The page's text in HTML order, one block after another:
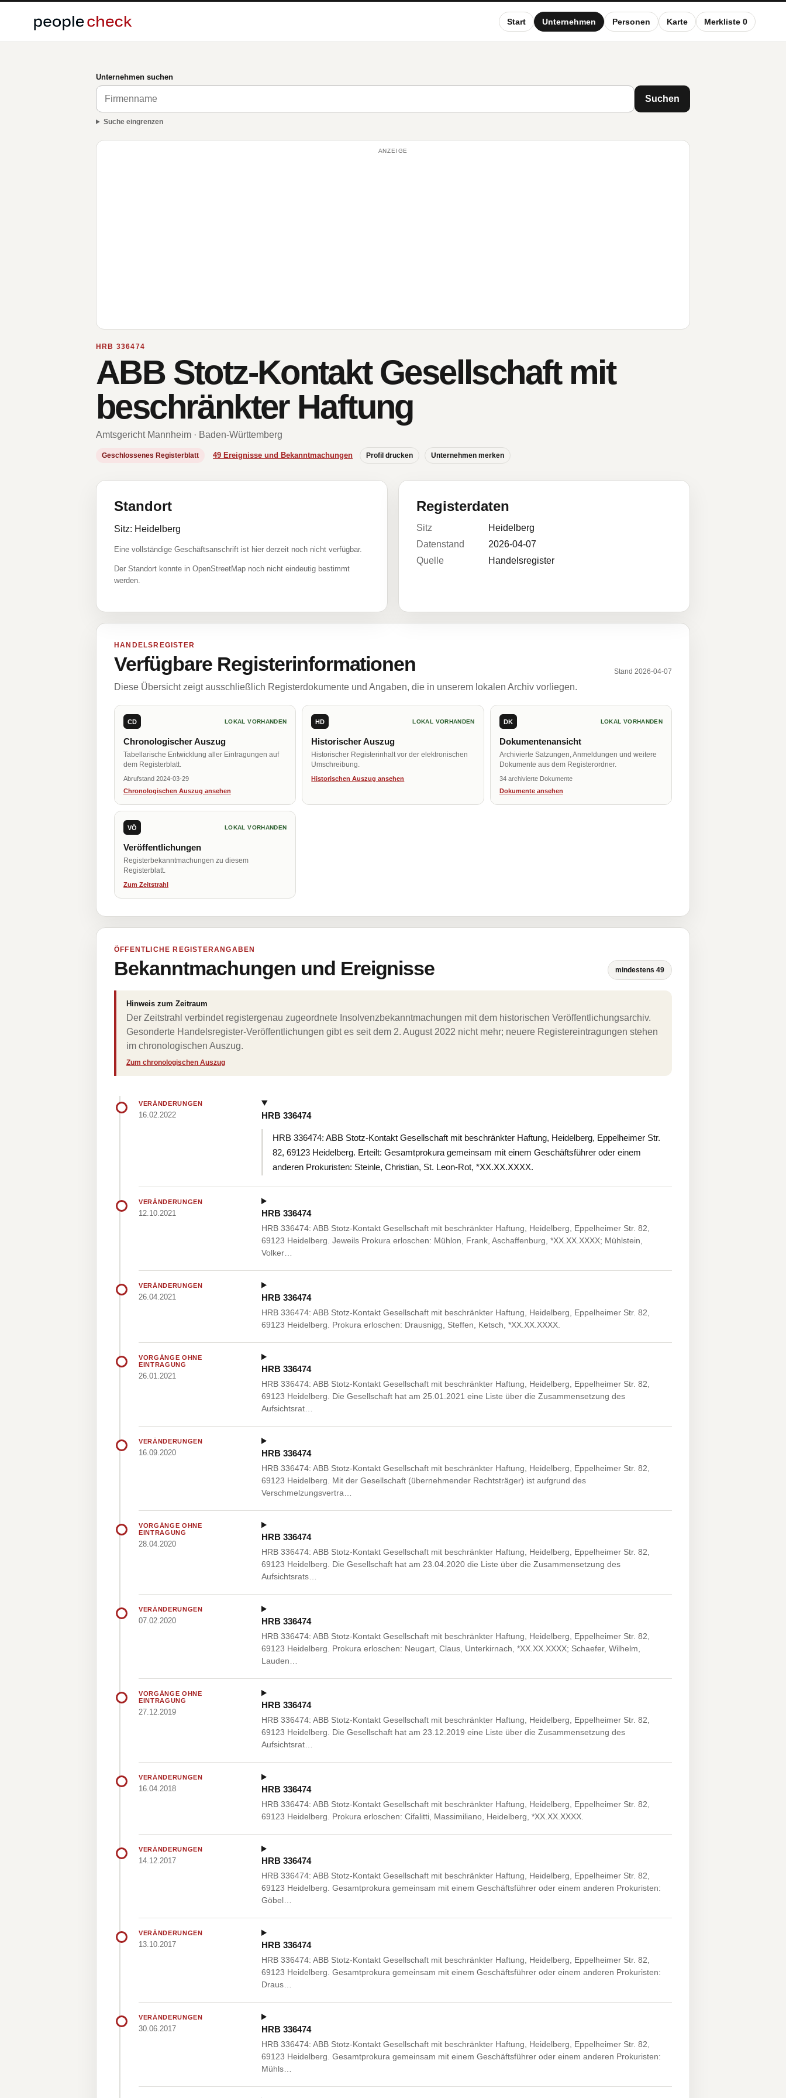
Start Unternehmen Personen Karte Merkliste 0
Unternehmen suchen
Suchen
Suche eingrenzen
ANZEIGE
HRB 336474
ABB Stotz-Kontakt Gesellschaft mit
beschränkter Haftung
Amtsgericht Mannheim · Baden-Württemberg
Geschlossenes Registerblatt 49 Ereignisse und Bekanntmachungen Profil drucken Unternehmen merken
Standort
Sitz: Heidelberg
Eine vollständige Geschäftsanschrift ist hier derzeit noch nicht verfügbar.
Der Standort konnte in OpenStreetMap noch nicht eindeutig bestimmt
werden.
Registerdaten
Sitz
Heidelberg
Datenstand
2026-04-07
Quelle
Handelsregister
HANDELSREGISTER
Verfügbare Registerinformationen Stand 2026-04-07
Diese Übersicht zeigt ausschließlich Registerdokumente und Angaben, die in unserem lokalen Archiv vorliegen.
CD LOKAL VORHANDEN
Chronologischer Auszug
Tabellarische Entwicklung aller Eintragungen auf
dem Registerblatt.
Abrufstand 2024-03-29
Chronologischen Auszug ansehen
HD LOKAL VORHANDEN
Historischer Auszug
Historischer Registerinhalt vor der elektronischen
Umschreibung.
Historischen Auszug ansehen
DK LOKAL VORHANDEN
Dokumentenansicht
Archivierte Satzungen, Anmeldungen und weitere
Dokumente aus dem Registerordner.
34 archivierte Dokumente
Dokumente ansehen
VÖ LOKAL VORHANDEN
Veröffentlichungen
Registerbekanntmachungen zu diesem
Registerblatt.
Zum Zeitstrahl
ÖFFENTLICHE REGISTERANGABEN
Bekanntmachungen und Ereignisse mindestens 49
Hinweis zum Zeitraum
Der Zeitstrahl verbindet registergenau zugeordnete Insolvenzbekanntmachungen mit dem historischen Veröffentlichungsarchiv.
Gesonderte Handelsregister-Veröffentlichungen gibt es seit dem 2. August 2022 nicht mehr; neuere Registereintragungen stehen
im chronologischen Auszug.
Zum chronologischen Auszug
VERÄNDERUNGEN
16.02.2022 HRB 336474
HRB 336474: ABB Stotz-Kontakt Gesellschaft mit beschränkter Haftung, Heidelberg, Eppelheimer Str.
82, 69123 Heidelberg. Erteilt: Gesamtprokura gemeinsam mit einem Geschäftsführer oder einem
anderen Prokuristen: Steinle, Christian, St. Leon-Rot, *XX.XX.XXXX.
VERÄNDERUNGEN
12.10.2021 HRB 336474
HRB 336474: ABB Stotz-Kontakt Gesellschaft mit beschränkter Haftung, Heidelberg, Eppelheimer Str. 82,
69123 Heidelberg. Jeweils Prokura erloschen: Mühlon, Frank, Aschaffenburg, *XX.XX.XXXX; Mühlstein,
Volker…
VERÄNDERUNGEN
26.04.2021 HRB 336474
HRB 336474: ABB Stotz-Kontakt Gesellschaft mit beschränkter Haftung, Heidelberg, Eppelheimer Str. 82,
69123 Heidelberg. Prokura erloschen: Drausnigg, Steffen, Ketsch, *XX.XX.XXXX.
VORGÄNGE OHNE
EINTRAGUNG
26.01.2021
HRB 336474
HRB 336474: ABB Stotz-Kontakt Gesellschaft mit beschränkter Haftung, Heidelberg, Eppelheimer Str. 82,
69123 Heidelberg. Die Gesellschaft hat am 25.01.2021 eine Liste über die Zusammensetzung des
Aufsichtsrat…
VERÄNDERUNGEN
16.09.2020 HRB 336474
HRB 336474: ABB Stotz-Kontakt Gesellschaft mit beschränkter Haftung, Heidelberg, Eppelheimer Str. 82,
69123 Heidelberg. Mit der Gesellschaft (übernehmender Rechtsträger) ist aufgrund des
Verschmelzungsvertra…
VORGÄNGE OHNE
EINTRAGUNG
28.04.2020
HRB 336474
HRB 336474: ABB Stotz-Kontakt Gesellschaft mit beschränkter Haftung, Heidelberg, Eppelheimer Str. 82,
69123 Heidelberg. Die Gesellschaft hat am 23.04.2020 die Liste über die Zusammensetzung des
Aufsichtsrats…
VERÄNDERUNGEN
07.02.2020 HRB 336474
HRB 336474: ABB Stotz-Kontakt Gesellschaft mit beschränkter Haftung, Heidelberg, Eppelheimer Str. 82,
69123 Heidelberg. Prokura erloschen: Neugart, Claus, Unterkirnach, *XX.XX.XXXX; Schaefer, Wilhelm,
Lauden…
VORGÄNGE OHNE
EINTRAGUNG
27.12.2019
HRB 336474
HRB 336474: ABB Stotz-Kontakt Gesellschaft mit beschränkter Haftung, Heidelberg, Eppelheimer Str. 82,
69123 Heidelberg. Die Gesellschaft hat am 23.12.2019 eine Liste über die Zusammensetzung des
Aufsichtsrat…
VERÄNDERUNGEN
16.04.2018 HRB 336474
HRB 336474: ABB Stotz-Kontakt Gesellschaft mit beschränkter Haftung, Heidelberg, Eppelheimer Str. 82,
69123 Heidelberg. Prokura erloschen: Cifalitti, Massimiliano, Heidelberg, *XX.XX.XXXX.
VERÄNDERUNGEN
14.12.2017 HRB 336474
HRB 336474: ABB Stotz-Kontakt Gesellschaft mit beschränkter Haftung, Heidelberg, Eppelheimer Str. 82,
69123 Heidelberg. Gesamtprokura gemeinsam mit einem Geschäftsführer oder einem anderen Prokuristen:
Göbel…
VERÄNDERUNGEN
13.10.2017 HRB 336474
HRB 336474: ABB Stotz-Kontakt Gesellschaft mit beschränkter Haftung, Heidelberg, Eppelheimer Str. 82,
69123 Heidelberg. Gesamtprokura gemeinsam mit einem Geschäftsführer oder einem anderen Prokuristen:
Draus…
VERÄNDERUNGEN
30.06.2017 HRB 336474
HRB 336474: ABB Stotz-Kontakt Gesellschaft mit beschränkter Haftung, Heidelberg, Eppelheimer Str. 82,
69123 Heidelberg. Gesamtprokura gemeinsam mit einem Geschäftsführer oder einem anderen Prokuristen:
Mühls…